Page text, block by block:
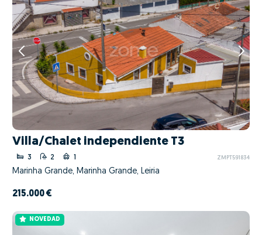
Villa/Chalet independiente T3
3 2 1 ZMPT591834
Marinha Grande, Marinha Grande, Leiria
215.000 €
NOVEDAD